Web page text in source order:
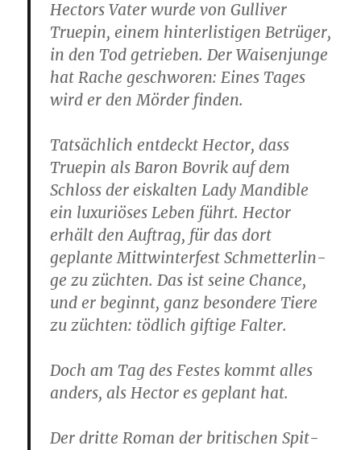
Hec­tors Vater wur­de von Gul­li­ver
True­pin, einem hin­ter­lis­ti­gen Betrü­ger,
in den Tod getrie­ben. Der Wai­sen­jun­ge
hat Rache geschwo­ren: Eines Tages
wird er den Mör­der finden.
Tat­säch­lich ent­deckt Hec­tor, dass
True­pin als Baron Bovrik auf dem
Schloss der eis­kal­ten Lady Man­di­ble
ein luxu­riö­ses Leben führt. Hec­tor
erhält den Auf­trag, für das dort
geplan­te Mitt­win­ter­fest Schmet­ter­lin­
ge zu züch­ten. Das ist sei­ne Chan­ce,
und er beginnt, ganz beson­de­re Tie­re
zu züch­ten: töd­lich gif­ti­ge Falter.
Doch am Tag des Fes­tes kommt alles
anders, als Hec­tor es geplant hat.
Der drit­te Roman der bri­ti­schen Spit­